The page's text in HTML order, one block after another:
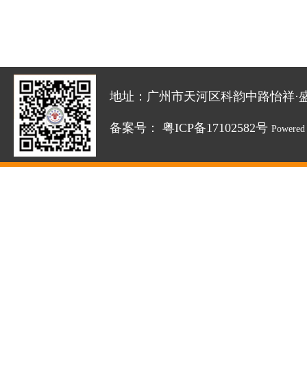
地址：广州市天河区科韵中路怡祥·
备案号： 粤ICP备17102582号